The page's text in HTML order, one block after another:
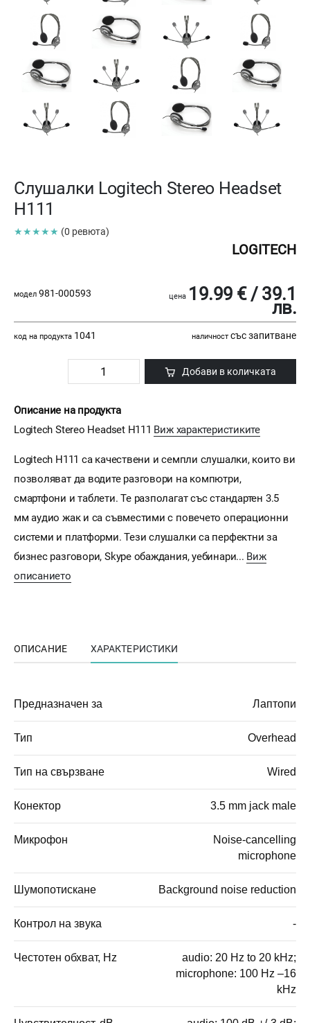
Слушалки Logitech Stereo Headset
H111
★★★★★ (0 ревюта)
LOGITECH
модел 981-000593 цена 19.99 € / 39.1
лв.
код на продукта 1041 наличност със запитване
Добави в количката
Описание на продукта
Logitech Stereo Headset H111 Виж характеристиките
Logitech H111 са качествени и семпли слушалки, които ви
позволяват да водите разговори на компютри,
смартфони и таблети. Те разполагат със стандартен 3.5
мм аудио жак и са съвместими с повечето операционни
системи и платформи. Тези слушалки са перфектни за
бизнес разговори, Skype обаждания, уебинари... Виж
описанието
ОПИСАНИЕ ХАРАКТЕРИСТИКИ
Предназначен за Лаптопи
Тип Overhead
Тип на свързване Wired
Конектор 3.5 mm jack male
Микрофон
Noise-cancelling
microphone
Шумопотискане Background noise reduction
Контрол на звука -
Честотен обхват, Hz
audio: 20 Hz to 20 kHz;
microphone: 100 Hz –16
kHz